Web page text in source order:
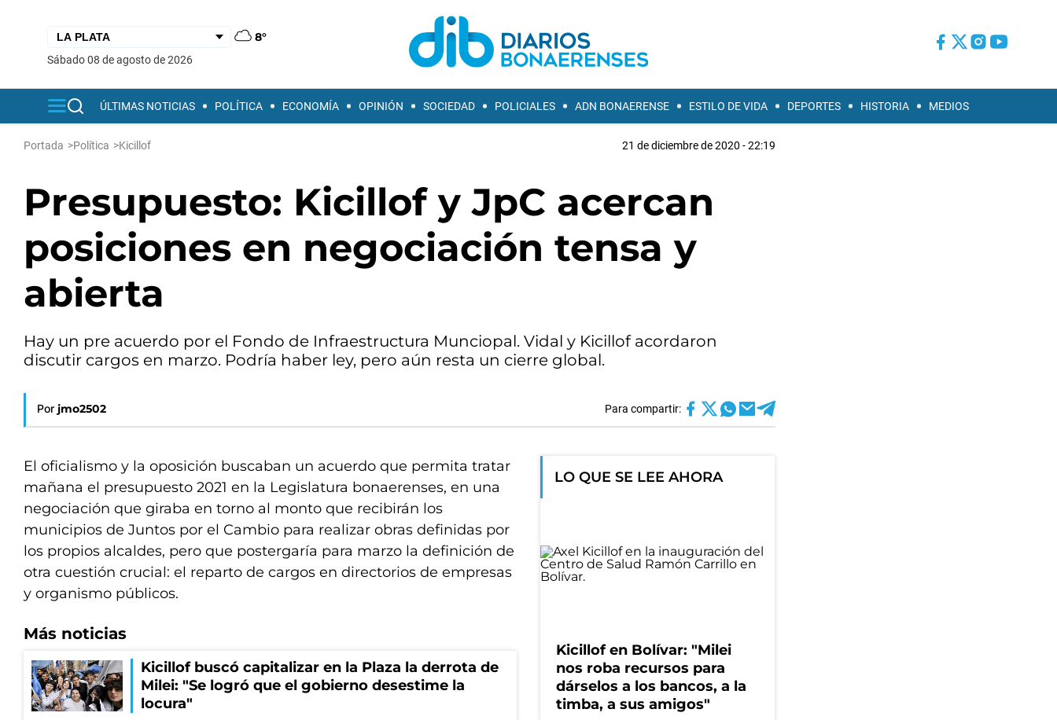
8°
sábado 08 de agosto de 2026
ÚLTIMAS NOTICIAS POLÍTICA ECONOMÍA OPINIÓN SOCIEDAD POLICIALES ADN BONAERENSE ESTILO DE VIDA DEPORTES HISTORIA MEDIOS
Portada >Política >Kicillof 21 de diciembre de 2020 - 22:19
Presupuesto: Kicillof y JpC acercan
posiciones en negociación tensa y
abierta
Hay un pre acuerdo por el Fondo de Infraestructura Munciopal. Vidal y Kicillof acordaron
discutir cargos en marzo. Podría haber ley, pero aún resta un cierre global.
Por jmo2502 Para compartir:
El oficialismo y la oposición buscaban un acuerdo que permita tratar
mañana el presupuesto 2021 en la Legislatura bonaerenses, en una
negociación que giraba en torno al monto que recibirán los
municipios de Juntos por el Cambio para realizar obras definidas por
los propios alcaldes, pero que postergaría para marzo la definición de
otra cuestión crucial: el reparto de cargos en directorios de empresas
y organismo públicos.
Más noticias
Kicillof buscó capitalizar en la Plaza la derrota de
Milei: "Se logró que el gobierno desestime la
locura"
LO QUE SE LEE AHORA
Kicillof en Bolívar: "Milei
nos roba recursos para
dárselos a los bancos, a la
timba, a sus amigos"